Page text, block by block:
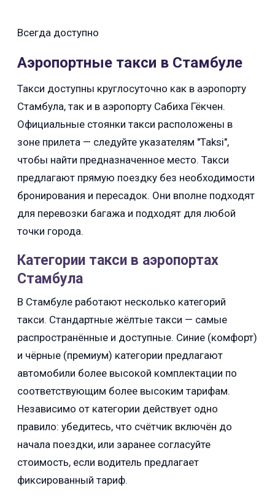
Всегда доступно
Аэропортные такси в Стамбуле
Такси доступны круглосуточно как в аэропорту
Стамбула, так и в аэропорту Сабиха Гёкчен.
Официальные стоянки такси расположены в
зоне прилета — следуйте указателям "Taksi",
чтобы найти предназначенное место. Такси
предлагают прямую поездку без необходимости
бронирования и пересадок. Они вполне подходят
для перевозки багажа и подходят для любой
точки города.
Категории такси в аэропортах
Стамбула
В Стамбуле работают несколько категорий
такси. Стандартные жёлтые такси — самые
распространённые и доступные. Синие (комфорт)
и чёрные (премиум) категории предлагают
автомобили более высокой комплектации по
соответствующим более высоким тарифам.
Независимо от категории действует одно
правило: убедитесь, что счётчик включён до
начала поездки, или заранее согласуйте
стоимость, если водитель предлагает
фиксированный тариф.